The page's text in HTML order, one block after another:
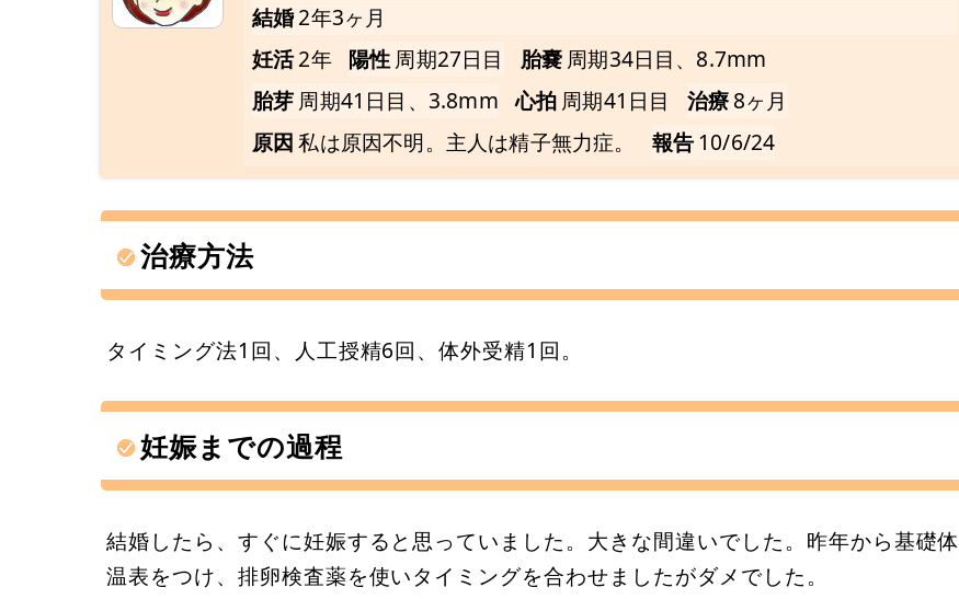
結婚2年3ヶ月
妊活2年 陽性 周期27日目 胎嚢 周期34日目、8.7mm
胎芽 周期41日目、3.8mm 心拍 周期41日目 治療8ヶ月
原因私は原因不明。主人は精子無力症。 報告 10/6/24
治療方法
タイミング法1回、人工授精6回、体外受精1回。
妊娠までの過程
結婚したら、すぐに妊娠すると思っていました。大きな間違いでした。昨年から基礎体
温表をつけ、排卵検査薬を使いタイミングを合わせましたがダメでした。